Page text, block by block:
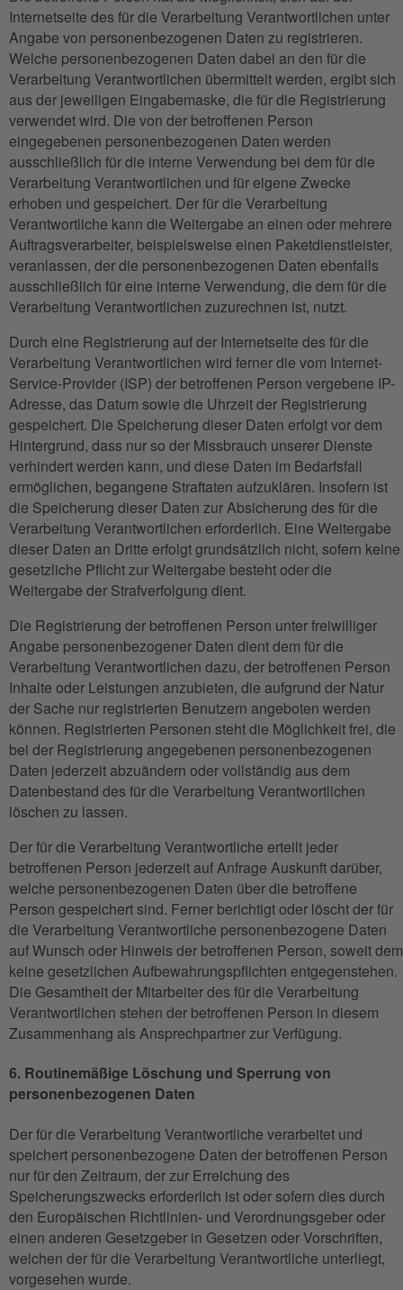
Internetseite des für die Verarbeitung Verantwortlichen unter
Angabe von personenbezogenen Daten zu registrieren.
Welche personenbezogenen Daten dabei an den für die
Verarbeitung Verantwortlichen übermittelt werden, ergibt sich
aus der jeweiligen Eingabemaske, die für die Registrierung
verwendet wird. Die von der betroffenen Person
eingegebenen personenbezogenen Daten werden
ausschließlich für die interne Verwendung bei dem für die
Verarbeitung Verantwortlichen und für eigene Zwecke
erhoben und gespeichert. Der für die Verarbeitung
Verantwortliche kann die Weitergabe an einen oder mehrere
Auftragsverarbeiter, beispielsweise einen Paketdienstleister,
veranlassen, der die personenbezogenen Daten ebenfalls
ausschließlich für eine interne Verwendung, die dem für die
Verarbeitung Verantwortlichen zuzurechnen ist, nutzt.
Durch eine Registrierung auf der Internetseite des für die
Verarbeitung Verantwortlichen wird ferner die vom Internet-
Service-Provider (ISP) der betroffenen Person vergebene IP-
Adresse, das Datum sowie die Uhrzeit der Registrierung
gespeichert. Die Speicherung dieser Daten erfolgt vor dem
Hintergrund, dass nur so der Missbrauch unserer Dienste
verhindert werden kann, und diese Daten im Bedarfsfall
ermöglichen, begangene Straftaten aufzuklären. Insofern ist
die Speicherung dieser Daten zur Absicherung des für die
Verarbeitung Verantwortlichen erforderlich. Eine Weitergabe
dieser Daten an Dritte erfolgt grundsätzlich nicht, sofern keine
gesetzliche Pflicht zur Weitergabe besteht oder die
Weitergabe der Strafverfolgung dient.
Die Registrierung der betroffenen Person unter freiwilliger
Angabe personenbezogener Daten dient dem für die
Verarbeitung Verantwortlichen dazu, der betroffenen Person
Inhalte oder Leistungen anzubieten, die aufgrund der Natur
der Sache nur registrierten Benutzern angeboten werden
können. Registrierten Personen steht die Möglichkeit frei, die
bei der Registrierung angegebenen personenbezogenen
Daten jederzeit abzuändern oder vollständig aus dem
Datenbestand des für die Verarbeitung Verantwortlichen
löschen zu lassen.
Der für die Verarbeitung Verantwortliche erteilt jeder
betroffenen Person jederzeit auf Anfrage Auskunft darüber,
welche personenbezogenen Daten über die betroffene
Person gespeichert sind. Ferner berichtigt oder löscht der für
die Verarbeitung Verantwortliche personenbezogene Daten
auf Wunsch oder Hinweis der betroffenen Person, soweit dem
keine gesetzlichen Aufbewahrungspflichten entgegenstehen.
Die Gesamtheit der Mitarbeiter des für die Verarbeitung
Verantwortlichen stehen der betroffenen Person in diesem
Zusammenhang als Ansprechpartner zur Verfügung.
6. Routinemäßige Löschung und Sperrung von
personenbezogenen Daten
Der für die Verarbeitung Verantwortliche verarbeitet und
speichert personenbezogene Daten der betroffenen Person
nur für den Zeitraum, der zur Erreichung des
Speicherungszwecks erforderlich ist oder sofern dies durch
den Europäischen Richtlinien- und Verordnungsgeber oder
einen anderen Gesetzgeber in Gesetzen oder Vorschriften,
welchen der für die Verarbeitung Verantwortliche unterliegt,
vorgesehen wurde.